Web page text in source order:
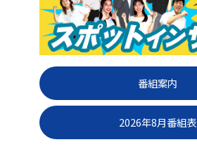
番組案内
2026年8月番組表